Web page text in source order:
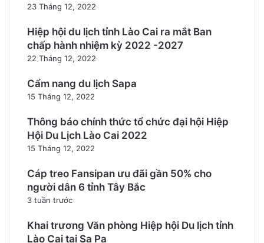
23 Tháng 12, 2022
Hiệp hội du lịch tỉnh Lào Cai ra mắt Ban
chấp hành nhiệm kỳ 2022 -2027
22 Tháng 12, 2022
Cẩm nang du lịch Sapa
15 Tháng 12, 2022
Thông báo chính thức tổ chức đại hội Hiệp
Hội Du Lịch Lào Cai 2022
15 Tháng 12, 2022
Cáp treo Fansipan ưu đãi gần 50% cho
người dân 6 tỉnh Tây Bắc
3 tuần trước
Khai trương Văn phòng Hiệp hội Du lịch tỉnh
Lào Cai tại Sa Pa